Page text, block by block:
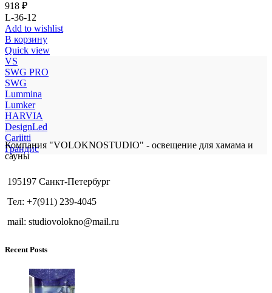
918 ₽
L-36-12
Add to wishlist
В корзину
Quick view
VS
SWG PRO
SWG
Lummina
Lumker
HARVIA
DesignLed
Cariitti
Грандис
Компания "VOLOKNOSTUDIO" - освещение для хамама и
сауны
195197 Санкт-Петербург
Тел: +7(911) 239-4045
mail: studiovolokno@mail.ru
Recent Posts